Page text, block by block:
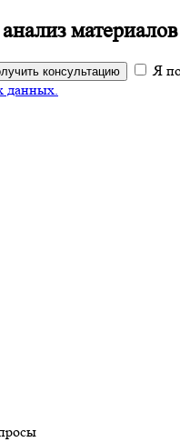
материалов
консультацию Я
данных.